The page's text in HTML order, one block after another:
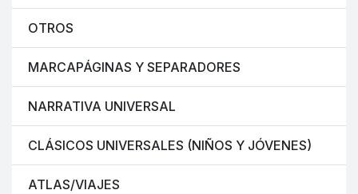
OTROS
MARCAPÁGINAS Y SEPARADORES
NARRATIVA UNIVERSAL
CLÁSICOS UNIVERSALES (NIÑOS Y JÓVENES)
ATLAS/VIAJES